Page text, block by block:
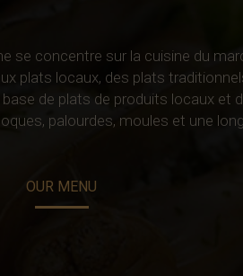
se concentre sur la cuisine du
plats locaux, des plats
de plats de produits locaux et
palourdes, moules et une
OUR MENU